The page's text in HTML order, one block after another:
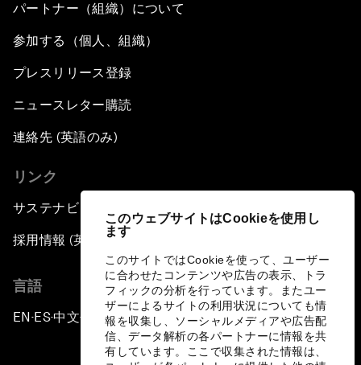
このウェブサイトはCookieを使用し
ます
このサイトではCookieを使って、ユーザー
に合わせたコンテンツや広告の表示、トラ
フィックの分析を行っています。またユー
ザーによるサイトの利用状況についても情
報を収集し、ソーシャルメディアや広告配
信、データ解析の各パートナーに情報を共
有しています。ここで収集された情報は、
パートナー（組織）について
参加する（個人、組織）
プレスリリース登録
ニュースレター購読
連絡先 (英語のみ)
リンク
サステナビリティへの取り組み
採用情報 (英語のみ)
言語
EN ▪ES▪中文▪ 日本語